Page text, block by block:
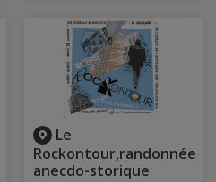
Le
Rockontour,randonnée
anecdo-storique